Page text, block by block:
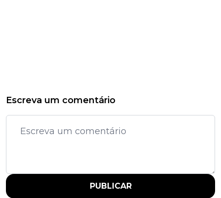
Escreva um comentário
PUBLICAR